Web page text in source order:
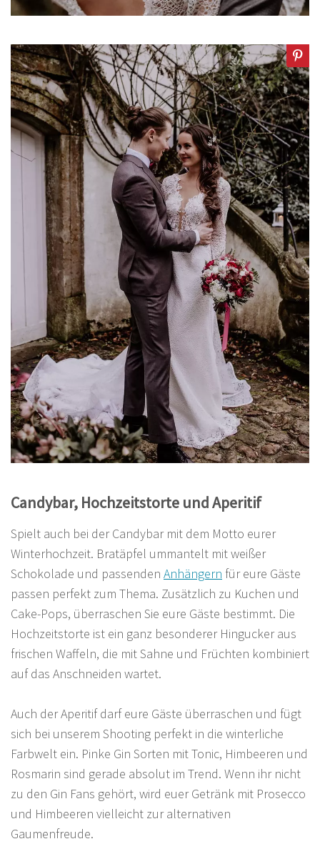
Candybar, Hochzeitstorte und Aperitif
Spielt auch bei der Candybar mit dem Motto eurer
Winterhochzeit. Bratäpfel ummantelt mit weißer
Schokolade und passenden Anhängern für eure Gäste
passen perfekt zum Thema. Zusätzlich zu Kuchen und
Cake-Pops, überraschen Sie eure Gäste bestimmt. Die
Hochzeitstorte ist ein ganz besonderer Hingucker aus
frischen Waffeln, die mit Sahne und Früchten kombiniert
auf das Anschneiden wartet.
Auch der Aperitif darf eure Gäste überraschen und fügt
sich bei unserem Shooting perfekt in die winterliche
Farbwelt ein. Pinke Gin Sorten mit Tonic, Himbeeren und
Rosmarin sind gerade absolut im Trend. Wenn ihr nicht
zu den Gin Fans gehört, wird euer Getränk mit Prosecco
und Himbeeren vielleicht zur alternativen
Gaumenfreude.